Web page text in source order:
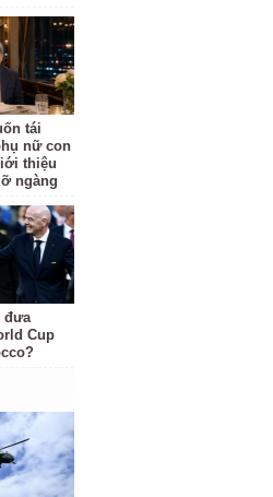
tái
nữ con
thiệu
ngàng
đưa
Cup